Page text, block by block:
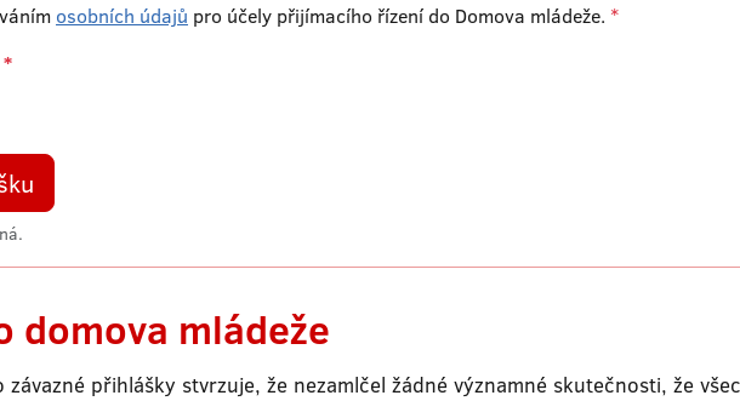
osobních údajů pro účely přijímacího řízení do Domova mládeže. *
*
domova mládeže
přihlášky stvrzuje, že nezamlčel žádné významné skutečnosti, že